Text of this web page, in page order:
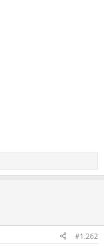
#1.262